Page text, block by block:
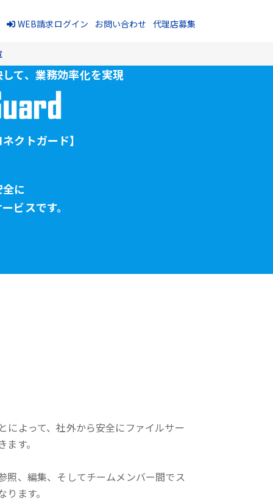
WEB請求ログイン お問い合わせ 代理店募集
て、 業務効率化を実現
クトガード】
に
ビスです。
によって、社外から安全にファイルサー
す。
照、編集、そしてチームメンバー間でス
ます。